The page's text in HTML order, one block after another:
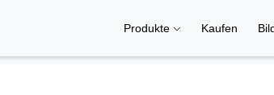
Produkte Kaufen